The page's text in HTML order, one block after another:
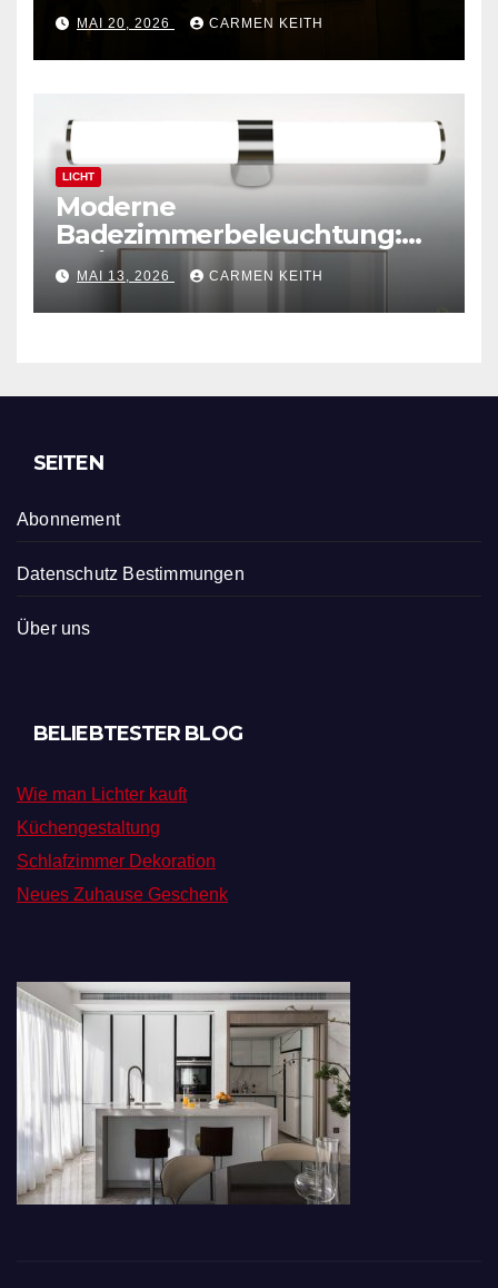
MAI 20, 2026 CARMEN KEITH
LICHT
Moderne
Badezimmerbeleuchtung:
Polierte Chrom-
Wandleuchte
MAI 13, 2026 CARMEN KEITH
SEITEN
Abonnement
Datenschutz Bestimmungen
Über uns
BELIEBTESTER BLOG
Wie man Lichter kauft
Küchengestaltung
Schlafzimmer Dekoration
Neues Zuhause Geschenk